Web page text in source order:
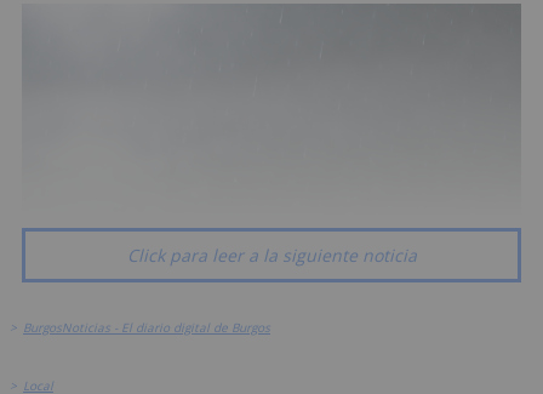
Click para leer a la siguiente noticia
> BurgosNoticias - El diario digital de Burgos
> Local